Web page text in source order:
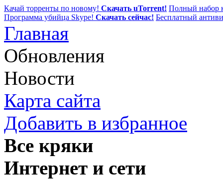
Качай торренты по новому! Скачать uTorrent! Полный набор
Программа убийца Skype! Скачать сейчас! Бесплатный
Главная
Обновления
Новости
Карта сайта
Добавить в избранное
Все кряки
Интернет и сети